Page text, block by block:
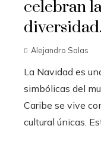
celebran
diversidad.
Alejandro Salas
La Navidad es
simbólicas del
Caribe se vive
cultural únicas.